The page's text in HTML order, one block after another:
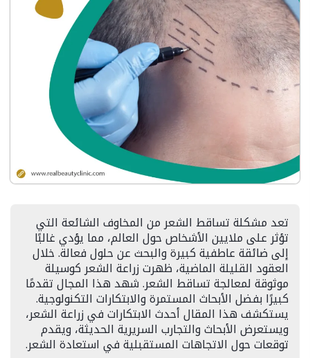
تعد مشكلة تساقط الشعر من المخاوف الشائعة التي
تؤثر على ملايين الأشخاص حول العالم، مما يؤدي غالبًا
إلى ضائقة عاطفية كبيرة والبحث عن حلول فعالة. خلال
العقود القليلة الماضية، ظهرت زراعة الشعر كوسيلة
موثوقة لمعالجة تساقط الشعر. شهد هذا المجال تقدمًا
كبيرًا بفضل الأبحاث المستمرة والابتكارات التكنولوجية.
يستكشف هذا المقال أحدث الابتكارات في زراعة الشعر،
ويستعرض الأبحاث والتجارب السريرية الحديثة، ويقدم
توقعات حول الاتجاهات المستقبلية في استعادة الشعر.